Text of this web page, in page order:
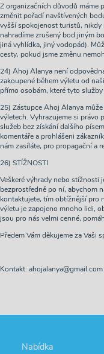
Z organizačních důvodů máme
změnit pořadí navštívených
vyšší spokojenost turistů, nikdy
nahradíme zrušený bod jiným
jiná vyhlídka, jiný vodopád).
cesty, pokud jsme změnu
24) Ahoj Alanya není
zakoupené během výletu od
přímo osobám, které tyto
25) Zástupce Ahoj Alanya
výletech. Vyhrazujeme si právo
služeb bez získání dalšího
komentáře a prohlášeni
nám zasíláte, pro propagační a
26) STÍŽNOSTI
Veškeré výhrady nebo stížnosti
bezprostředně po ní, abychom
kontaktujete, tím obtížnější pro
výletu je zapojeno mnoho lidi,
jsou pro nás velmi cenné,
Předem Vám děkujeme za Vaši
Kontakt: ahojalanya@gmail.com
Nabídka